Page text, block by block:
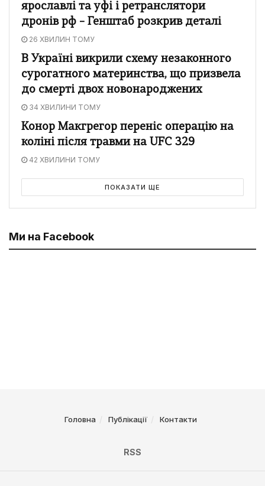
ярославлі та уфі і ретранслятори
дронів рф – Генштаб розкрив деталі
26 ХВИЛИН ТОМУ
В Україні викрили схему незаконного
сурогатного материнства, що призвела
до смерті двох новонароджених
34 ХВИЛИНИ ТОМУ
Конор Макгрегор переніс операцію на
коліні після травми на UFC 329
42 ХВИЛИНИ ТОМУ
ПОКАЗАТИ ЩЕ
Ми на Facebook
Головна Публікації Контакти
RSS